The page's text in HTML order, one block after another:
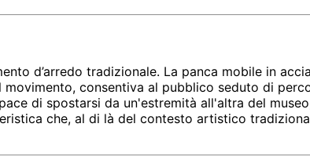
d’arredo tradizionale. La panca mobile in
consentiva al pubblico seduto di
di spostarsi da un'estremità all'altra del
che, al di là del contesto artistico